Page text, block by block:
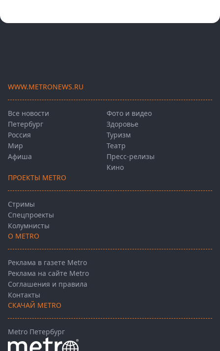
WWW.METRONEWS.RU
Все новости
Петербург
Россия
Мир
Афиша
Фото и видео
Здоровье
Туризм
Театр
Пресс-релизы
Кино
ПРОЕКТЫ METRO
Стримы
Спецпроекты
Колумнисты
О METRO
Реклама в газете Metro
Реклама на сайте Metro
Соглашения и правила
Контакты
СКАЧАЙ METRO
Metro Петербург